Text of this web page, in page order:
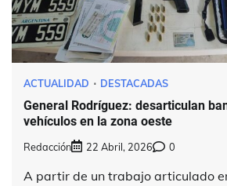
ACTUALIDAD DESTACADAS
General Rodríguez: desarticulan
vehículos en la zona oeste
Redacción 22 Abril, 2026 0
A partir de un trabajo articulado